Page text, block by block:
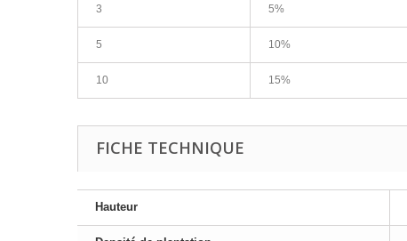
3 5%
5 10%
10 15%
FICHE TECHNIQUE
Hauteur